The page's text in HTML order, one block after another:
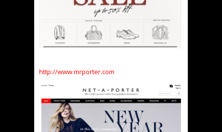
http://www.mrporter.com